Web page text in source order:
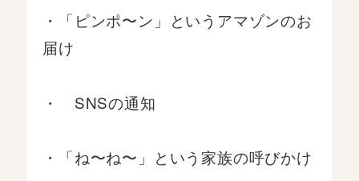
・「ピンポ〜ン」というアマゾンのお
届け
・ SNSの通知
・「ね〜ね〜」という家族の呼びかけ